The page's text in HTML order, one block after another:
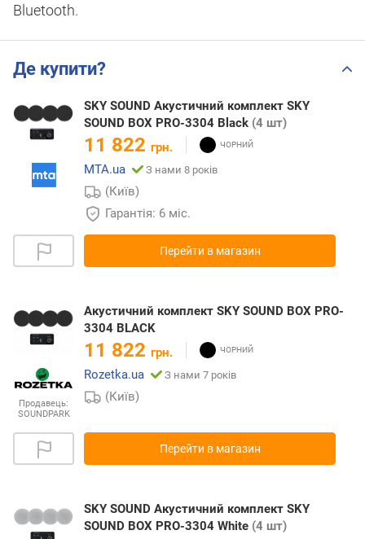
Bluetooth.
Де купити?
SKY SOUND Акустичний комплект SKY
SOUND BOX PRO-3304 Black (4 шт)
11 822 грн.
MTA.ua
З нами 8 років
(Київ)
Гарантія: 6 міс.
Перейти в магазин
Продавець:
SOUNDPARK
Акустичний комплект SKY SOUND BOX PRO-
3304 BLACK
11 822 грн.
Rozetka.ua
З нами 7 років
(Київ)
Перейти в магазин
SKY SOUND Акустичний комплект SKY
SOUND BOX PRO-3304 White (4 шт)